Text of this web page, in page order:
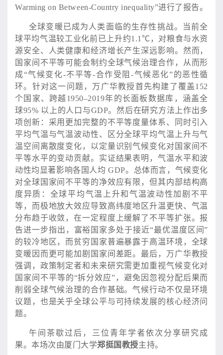
Warming on Between-Country inequality”进行了报告。
全球变暖已成为人类面临的生存性挑战。当前全
球平均气温较工业化前已上升约1.1℃，对粮食与水资
源安全、人类健康和经济增长产生深远影响。然而，
国家间不平等可能会制约全球气候治理合作，从而形
成“气候变化-不平等-合作受阻-气候恶化”的恶性循
环。针对这一问题，万广华教授首先构建了覆盖152
个国家、跨越1950–2019年的长面板数据库，涵盖全
球95% 以上的人口与GDP。然后在研究方法上作出多
项创新：采用更加完整的不平等度量体系、同时引入
平均气温与气温波动性、区分全球平均气温上升与气
温空间离散度变化，以定量识别气候变化对国家间不
平等水平的变动贡献。实证结果表明，气温水平和波
动性均显著影响各国人均 GDP。总体而言，气候变化
对全球国家间不平等的净效应有限，但其内部结构高
度异质：全球平均气温上升和气温波动性加剧不平
等，而极地放大效应导致高纬度地区升温更快、气温
分布趋于收敛，在一定程度上缓解了不平等扩张。报
告进一步指出，富裕国家多处于接近“最优温度区间”
的较冷地区，而贫穷国家普遍暴露于高温环境，全球
变暖因而更可能加剧国家间差距。最后，万广华教授
强调，政策制定者和未来研究需更加重视气候变化对
国家间不平等的“拆分效应”，避免因忽视分配后果而
削弱全球气候治理的合作基础。气候行动不仅是环境
议题，也是关乎全球公平与可持续发展的核心经济问
题。
午间茶歇过后，三位青年学者依次分享研究成
果。本场次由厦门大学郑挺国教授主持。